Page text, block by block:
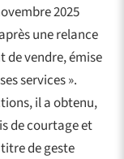
2025
une relance
de vendre, émise
services ».
il a obtenu,
de courtage et
de geste